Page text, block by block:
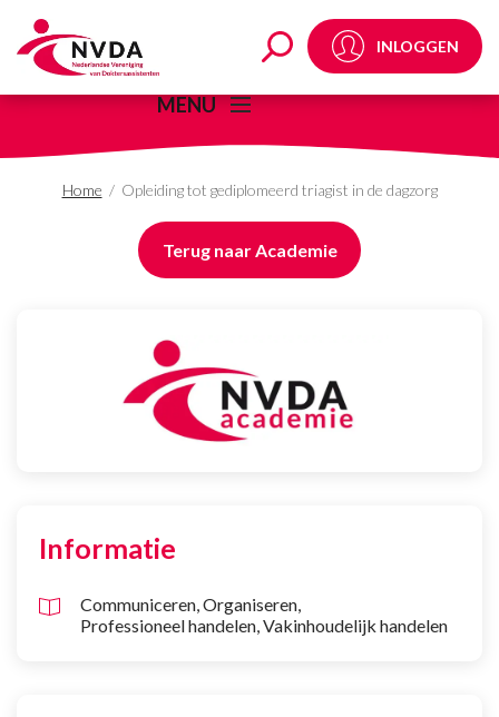
Opleiding tot INLOGGEN
MENU
Home / Opleiding tot gediplomeerd triagist in de dagzorg
Terug naar Academie
Informatie
Communiceren Organiseren
Professioneel handelen Vakinhoudelijk handelen